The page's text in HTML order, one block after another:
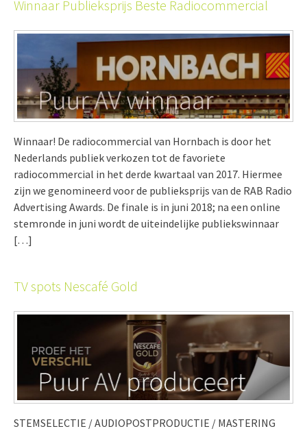
Winnaar Publieksprijs Beste Radiocommercial
Winnaar! De radiocommercial van Hornbach is door het
Nederlands publiek verkozen tot de favoriete
radiocommercial in het derde kwartaal van 2017. Hiermee
zijn we genomineerd voor de publieksprijs van de RAB Radio
Advertising Awards. De finale is in juni 2018; na een online
stemronde in juni wordt de uiteindelijke publiekswinnaar
[…]
TV spots Nescafé Gold
STEMSELECTIE / AUDIOPOSTPRODUCTIE / MASTERING